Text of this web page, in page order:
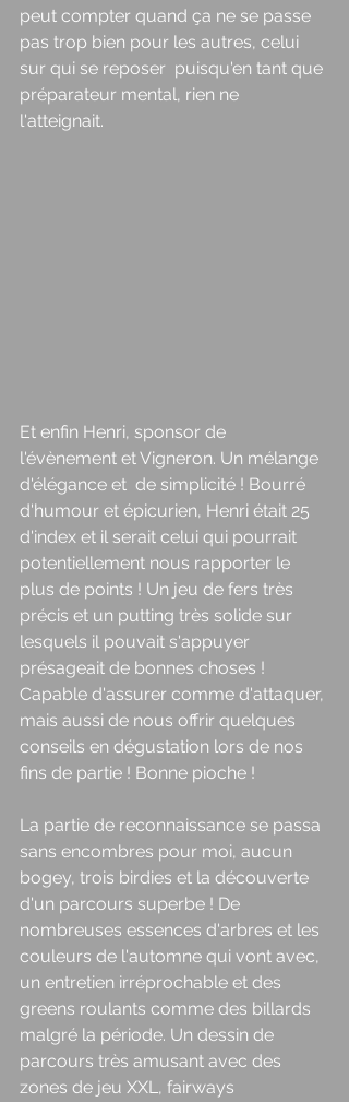
peut compter quand ça ne se passe
pas trop bien pour les autres, celui
sur qui se reposer  puisqu'en tant que
préparateur mental, rien ne
l'atteignait.
Et enfin Henri, sponsor de
l'évènement et Vigneron. Un mélange
d'élégance et  de simplicité ! Bourré
d'humour et épicurien, Henri était 25
d'index et il serait celui qui pourrait
potentiellement nous rapporter le
plus de points ! Un jeu de fers très
précis et un putting très solide sur
lesquels il pouvait s'appuyer
présageait de bonnes choses !
Capable d'assurer comme d'attaquer,
mais aussi de nous offrir quelques
conseils en dégustation lors de nos
fins de partie ! Bonne pioche !
La partie de reconnaissance se passa
sans encombres pour moi, aucun
bogey, trois birdies et la découverte
d'un parcours superbe ! De
nombreuses essences d'arbres et les
couleurs de l'automne qui vont avec,
un entretien irréprochable et des
greens roulants comme des billards
malgré la période. Un dessin de
parcours très amusant avec des
zones de jeu XXL, fairways